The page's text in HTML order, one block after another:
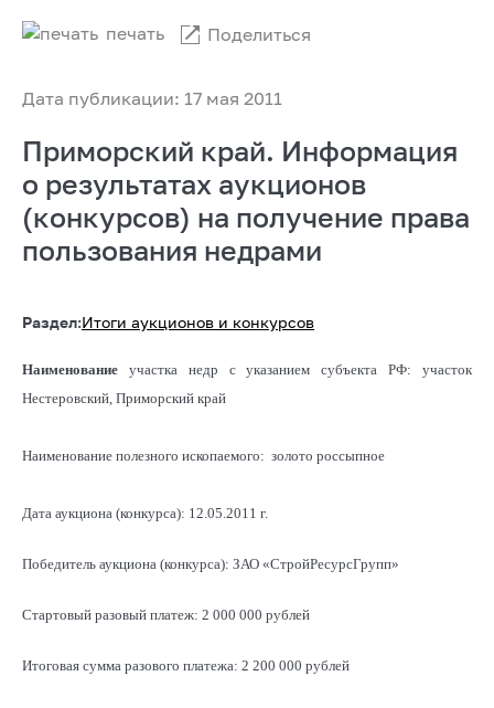
Дата публикации: 17 мая 2011
печать Поделиться
Приморский край. Информация
о результатах аукционов
(конкурсов) на получение права
пользования недрами
Раздел:Итоги аукционов и конкурсов
Наименование участка недр с указанием субъекта РФ: участок
Нестеровский, Приморский край
Наименование полезного ископаемого: золото россыпное
Дата аукциона (конкурса): 12.05.2011 г.
Победитель аукциона (конкурса): ЗАО «СтройРесурсГрупп»
Стартовый разовый платеж: 2 000 000 рублей
Итоговая сумма разового платежа: 2 200 000 рублей